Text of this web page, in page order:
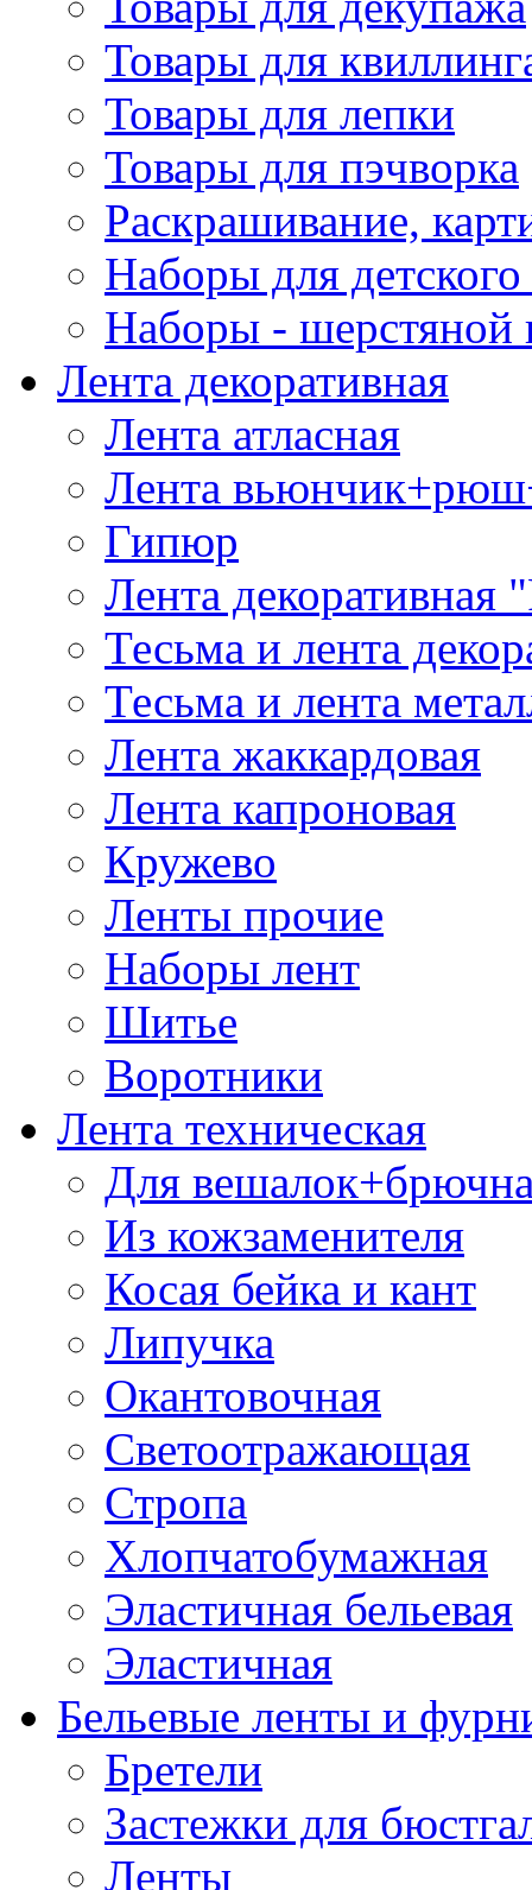
Товары для
Товары для лепки
Товары для пэчворка
Раскрашивание,
Наборы для
Наборы - шерстяной
Лента декоративная
Лента атласная
Лента
Гипюр
Лента декоративная
Тесьма и лента
Тесьма и лента
Лента жаккардовая
Лента капроновая
Кружево
Ленты прочие
Наборы лент
Шитье
Воротники
Лента техническая
Для
Из кожзаменителя
Косая бейка и кант
Липучка
Окантовочная
Светоотражающая
Стропа
Хлопчатобумажная
Эластичная бельевая
Эластичная
Бельевые ленты и
Бретели
Застежки для
Ленты